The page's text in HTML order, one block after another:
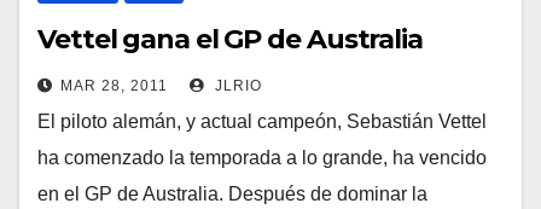
Vettel gana el GP de Australia
MAR 28, 2011 JLRIO
El piloto alemán, y actual campeón, Sebastián Vettel
ha comenzado la temporada a lo grande, ha vencido
en el GP de Australia. Después de dominar la